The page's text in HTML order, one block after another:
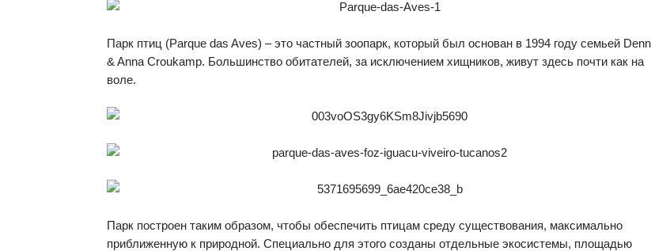
Парк птиц (Parque das Aves) – это частный зоопарк, который был основан в 1994 году семьей
& Anna Croukamp. Большинство обитателей, за исключением хищников, живут здесь почти как на
воле.
Парк построен таким образом, чтобы обеспечить птицам среду существования, максимально
приближенную к природной. Специально для этого созданы отдельные экосистемы, площадью